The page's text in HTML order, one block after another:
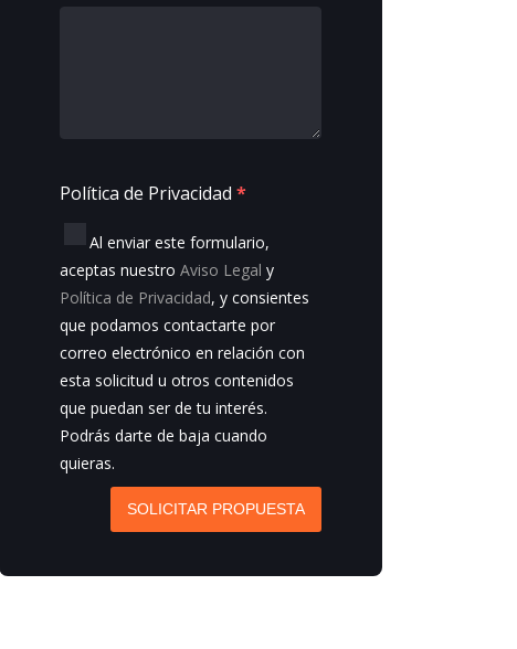
Política de Privacidad *
Al enviar este formulario,
aceptas nuestroAviso Legal y
Política de Privacidad, y consientes
que podamos contactarte por
correo electrónico en relación con
esta solicitud u otros contenidos
que puedan ser de tu interés.
Podrás darte de baja cuando
quieras.
SOLICITAR PROPUESTA